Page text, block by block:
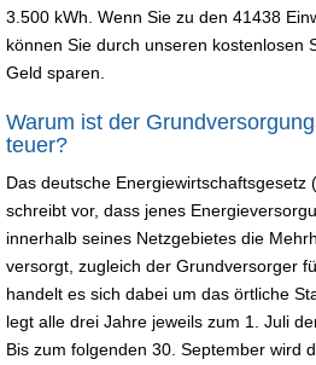
3.500 kWh. Wenn Sie zu den 41438
können Sie durch unseren kostenlosen
Geld sparen.
Warum ist der
teuer?
Das deutsche Energiewirtschaftsgesetz
schreibt vor, dass jenes
innerhalb seines Netzgebietes die
versorgt, zugleich der Grundversorger
handelt es sich dabei um das örtliche
legt alle drei Jahre jeweils zum 1. Juli
Bis zum folgenden 30. September wird